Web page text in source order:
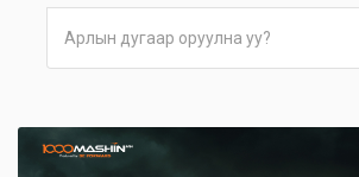
Арлын дугаар оруулна уу?